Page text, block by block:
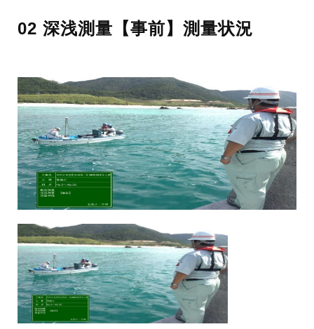
02 深浅測量【事前】測量状況